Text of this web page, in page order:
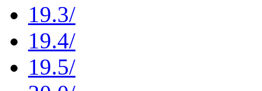
19.3/
19.4/
19.5/